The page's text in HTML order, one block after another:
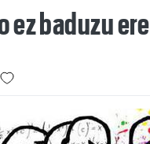
ez baduzu ere